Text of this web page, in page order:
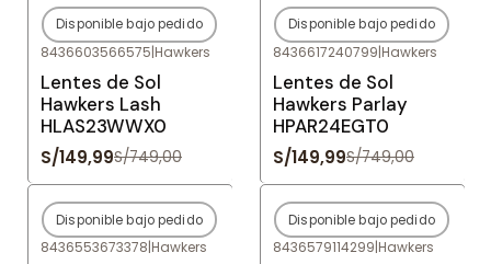
-80%OFF
Agotado
Disponible bajo pedido
8436603566575|Hawkers
Lentes de Sol
Hawkers Lash
HLAS23WWX0
S/149,99S/749,00
-80%OFF
Agotado
Disponible bajo pedido
8436617240799|Hawkers
Lentes de Sol
Hawkers Parlay
HPAR24EGT0
S/149,99S/749,00
-80%OFF
Agotado
Disponible bajo pedido
8436553673378|Hawkers
-80%OFF
Agotado
Disponible bajo pedido
8436579114299|Hawkers